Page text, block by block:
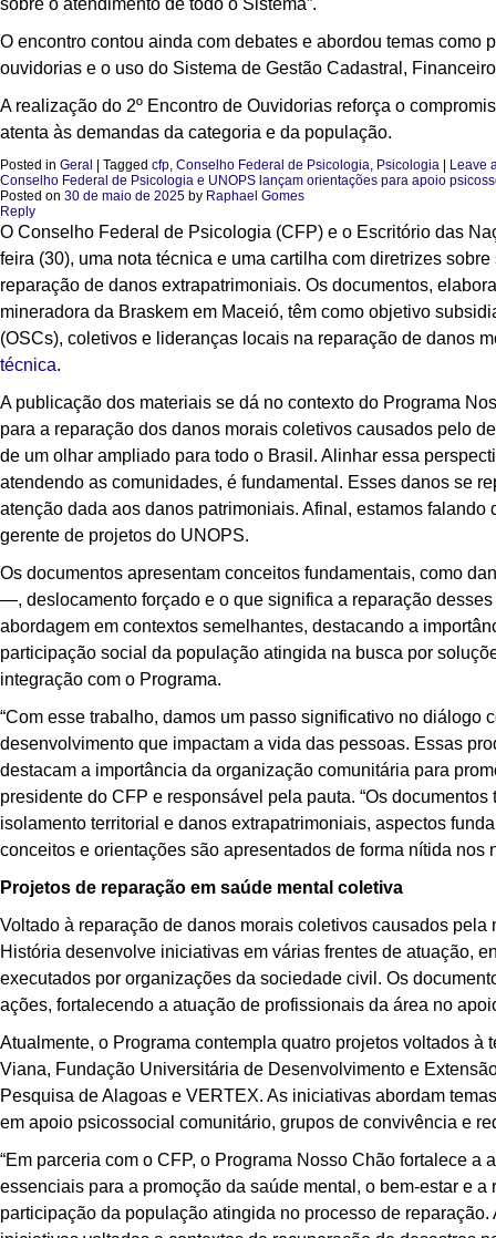
sobre o atendimento de todo o Sistema”.
O encontro contou ainda com debates e abordou temas
ouvidorias e o uso do Sistema de Gestão Cadastral,
A realização do 2º Encontro de Ouvidorias reforça o
atenta às demandas da categoria e da população.
Posted in Geral Tagged cfp, Conselho Federal de Psicologia, Psicologia
Leave
Conselho Federal de Psicologia e UNOPS lançam orientações para apoio
Posted on 30 de maio de 2025 by Raphael Gomes
Reply
O Conselho Federal de Psicologia (CFP) e o Escritório das
feira (30), uma nota técnica e uma cartilha com diretrizes
reparação de danos extrapatrimoniais. Os documentos,
mineradora da Braskem em Maceió, têm como objetivo
(OSCs), coletivos e lideranças locais na reparação de danos
técnica.
A publicação dos materiais se dá no contexto do Programa
para a reparação dos danos morais coletivos causados pelo
de um olhar ampliado para todo o Brasil. Alinhar essa
atendendo as comunidades, é fundamental. Esses danos se
atenção dada aos danos patrimoniais. Afinal, estamos
gerente de projetos do UNOPS.
Os documentos apresentam conceitos fundamentais, como
—, deslocamento forçado e o que significa a reparação
abordagem em contextos semelhantes, destacando a
participação social da população atingida na busca por
integração com o Programa.
“Com esse trabalho, damos um passo significativo no
desenvolvimento que impactam a vida das pessoas. Essas
destacam a importância da organização comunitária para
presidente do CFP e responsável pela pauta. “Os
isolamento territorial e danos extrapatrimoniais, aspectos
conceitos e orientações são apresentados de forma nítida
Projetos de reparação em saúde mental coletiva
Voltado à reparação de danos morais coletivos causados
História desenvolve iniciativas em várias frentes de atuação,
executados por organizações da sociedade civil. Os
ações, fortalecendo a atuação de profissionais da área no
Atualmente, o Programa contempla quatro projetos voltados
Viana, Fundação Universitária de Desenvolvimento e
Pesquisa de Alagoas e VERTEX. As iniciativas abordam
em apoio psicossocial comunitário, grupos de convivência e
“Em parceria com o CFP, o Programa Nosso Chão fortalece
essenciais para a promoção da saúde mental, o bem-estar e
participação da população atingida no processo de